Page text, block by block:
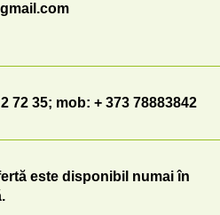
72 35; mob: + 373 78883842
este disponibil numai în